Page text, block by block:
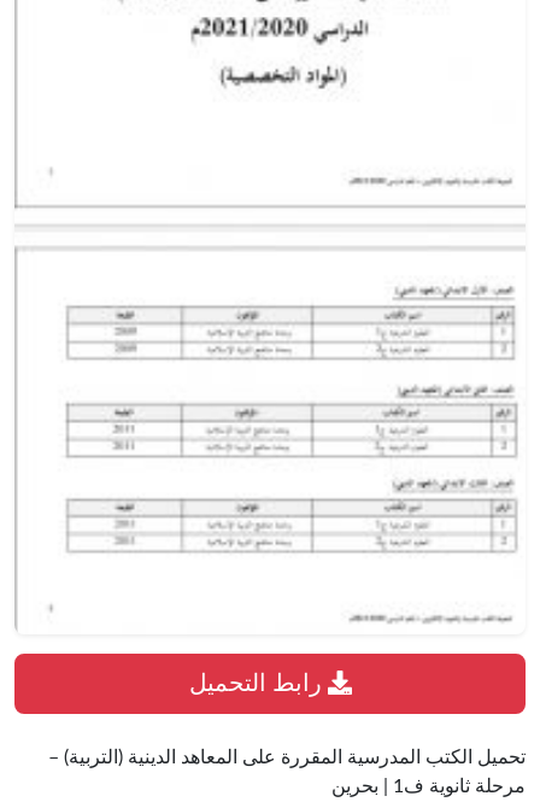
تحميل الكتب المدرسية المقررة على المعاهد الدينية (التربية) –
مرحلة ثانوية ف1 | بحرين